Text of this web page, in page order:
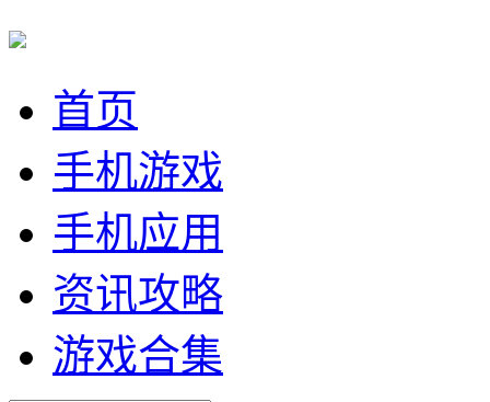
首页
手机游戏
手机应用
资讯攻略
游戏合集